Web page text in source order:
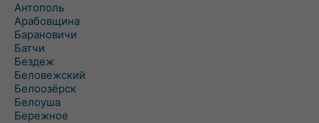
Антополь
Арабовщина
Барановичи
Батчи
Бездеж
Беловежский
Белоозёрск
Белоуша
Бережное